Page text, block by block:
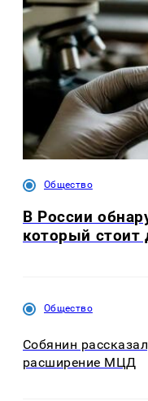
Общество
В России
который стоит
Общество
Собянин
расширение МЦД